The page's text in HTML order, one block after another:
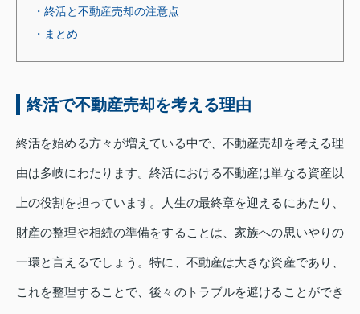
・終活と不動産売却の注意点
・まとめ
終活で不動産売却を考える理由
終活を始める方々が増えている中で、不動産売却を考える理
由は多岐にわたります。終活における不動産は単なる資産以
上の役割を担っています。人生の最終章を迎えるにあたり、
財産の整理や相続の準備をすることは、家族への思いやりの
一環と言えるでしょう。特に、不動産は大きな資産であり、
これを整理することで、後々のトラブルを避けることができ